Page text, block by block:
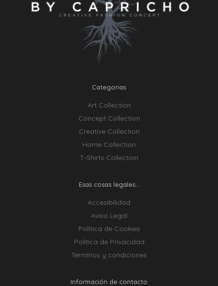
Categorias
Art Collection
Concept Collection
Creative Collection
Home Collection
T-Shirts Collection
Esas cosas legales...
Accesibilidad
Aviso Legal
Política de Cookies
Política de Privacidad
Términos y condiciones
Información de contacto